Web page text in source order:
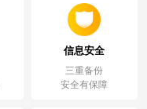
信息安全
三重备份
安全有保障